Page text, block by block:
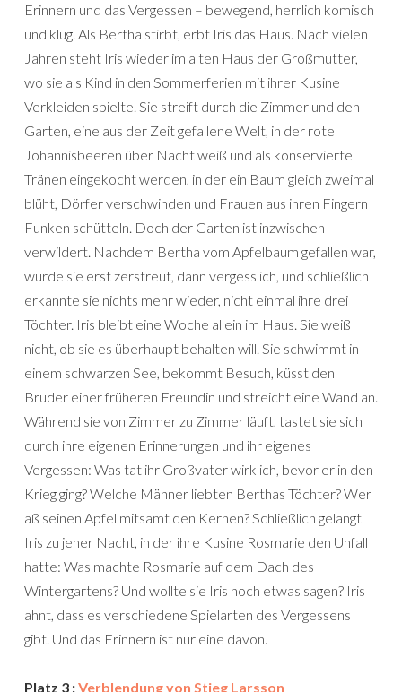
Erinnern und das Vergessen – bewegend, herrlich komisch
und klug. Als Bertha stirbt, erbt Iris das Haus. Nach vielen
Jahren steht Iris wieder im alten Haus der Großmutter,
wo sie als Kind in den Sommerferien mit ihrer Kusine
Verkleiden spielte. Sie streift durch die Zimmer und den
Garten, eine aus der Zeit gefallene Welt, in der rote
Johannisbeeren über Nacht weiß und als konservierte
Tränen eingekocht werden, in der ein Baum gleich zweimal
blüht, Dörfer verschwinden und Frauen aus ihren Fingern
Funken schütteln. Doch der Garten ist inzwischen
verwildert. Nachdem Bertha vom Apfelbaum gefallen war,
wurde sie erst zerstreut, dann vergesslich, und schließlich
erkannte sie nichts mehr wieder, nicht einmal ihre drei
Töchter. Iris bleibt eine Woche allein im Haus. Sie weiß
nicht, ob sie es überhaupt behalten will. Sie schwimmt in
einem schwarzen See, bekommt Besuch, küsst den
Bruder einer früheren Freundin und streicht eine Wand an.
Während sie von Zimmer zu Zimmer läuft, tastet sie sich
durch ihre eigenen Erinnerungen und ihr eigenes
Vergessen: Was tat ihr Großvater wirklich, bevor er in den
Krieg ging? Welche Männer liebten Berthas Töchter? Wer
aß seinen Apfel mitsamt den Kernen? Schließlich gelangt
Iris zu jener Nacht, in der ihre Kusine Rosmarie den Unfall
hatte: Was machte Rosmarie auf dem Dach des
Wintergartens? Und wollte sie Iris noch etwas sagen? Iris
ahnt, dass es verschiedene Spielarten des Vergessens
gibt. Und das Erinnern ist nur eine davon.
Platz 3 :Verblendung von Stieg Larsson